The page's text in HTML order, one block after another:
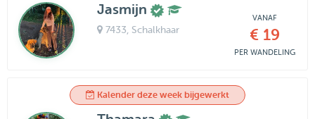
Jasmijn
7433 , Schalkhaar
VANAF
€ 19
PER WANDELING
Kalender deze week bijgewerkt